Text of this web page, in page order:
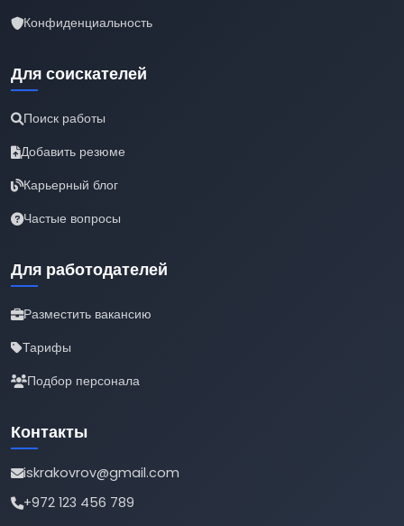
Конфиденциальность
Для соискателей
Поиск работы
Добавить резюме
Карьерный блог
Частые вопросы
Для работодателей
Разместить вакансию
Тарифы
Подбор персонала
Контакты
iskrakovrov@gmail.com
+972 123 456 789